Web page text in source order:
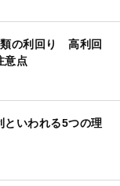
の利回り 高利回
意点
といわれる5つの理